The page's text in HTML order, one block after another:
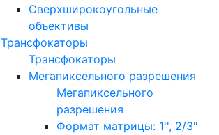
Сверхширокоугольные
объективы
Трансфокаторы
Трансфокаторы
Мегапиксельного разрешения
Мегапиксельного
разрешения
Формат матрицы: 1'', 2/3"